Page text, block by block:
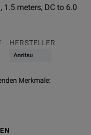
1.5 meters, DC to 6.0
HERSTELLER
Anritsu
Merkmale: